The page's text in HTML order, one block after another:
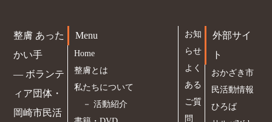
整膚 あった
かい手
― ボランテ
ィア団体・
岡崎市民活
Menu
Home
整膚とは
私たちについて
－活動紹介
お知
らせ
よく
ある
ご質
問
外部サイ
ト
おかざき市
民活動情報
ひろば